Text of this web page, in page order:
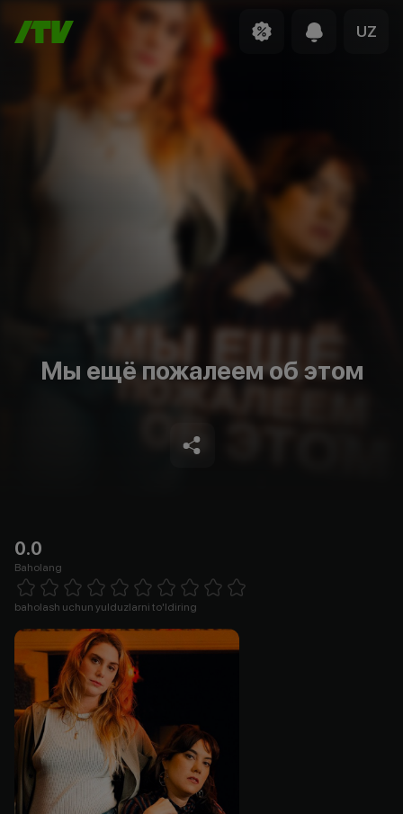
UZ
Мы ещё пожалеем об этом
0.0
Baholang
1 Star 2 Stars 3 Stars 4 Stars5 Stars 6 Stars7 Stars8 Stars
baholash uchun yulduzlarni to'ldiring